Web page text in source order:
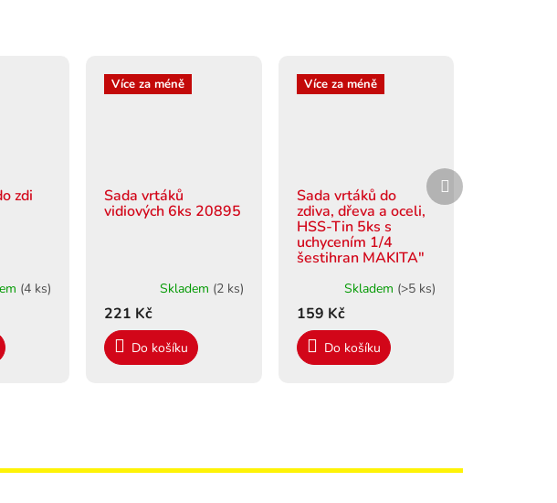
zdi
(4 ks)
Více za méně
Sada vrtáků
vidiových 6ks 20895
Skladem (2 ks)
221 Kč
Do košíku
Více za méně
Sada vrtáků do
zdiva, dřeva a oceli,
HSS-Tin 5ks s
uchycením 1/4
šestihran MAKITA"
Skladem (>5 ks)
159 Kč
Do košíku
Další
produkt